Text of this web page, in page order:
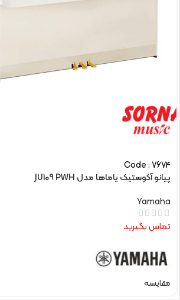
Code : 7674
پیانو آکوستیک یاماها مدل JU109 PWH
Yamaha
تماس بگیرید
مقایسه